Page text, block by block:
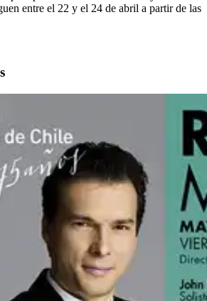
entre el 22 y el 24 de abril a partir de las